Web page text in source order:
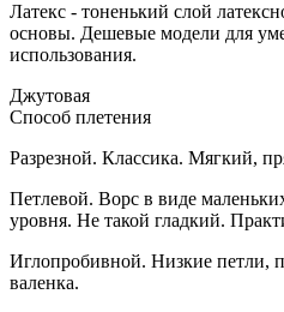
Латекс - тоненький слой
основы. Дешевые модели для
использования.
Джутовая
Способ плетения
Разрезной. Классика. Мягкий,
Петлевой. Ворс в виде
уровня. Не такой гладкий.
Иглопробивной. Низкие петли,
валенка.